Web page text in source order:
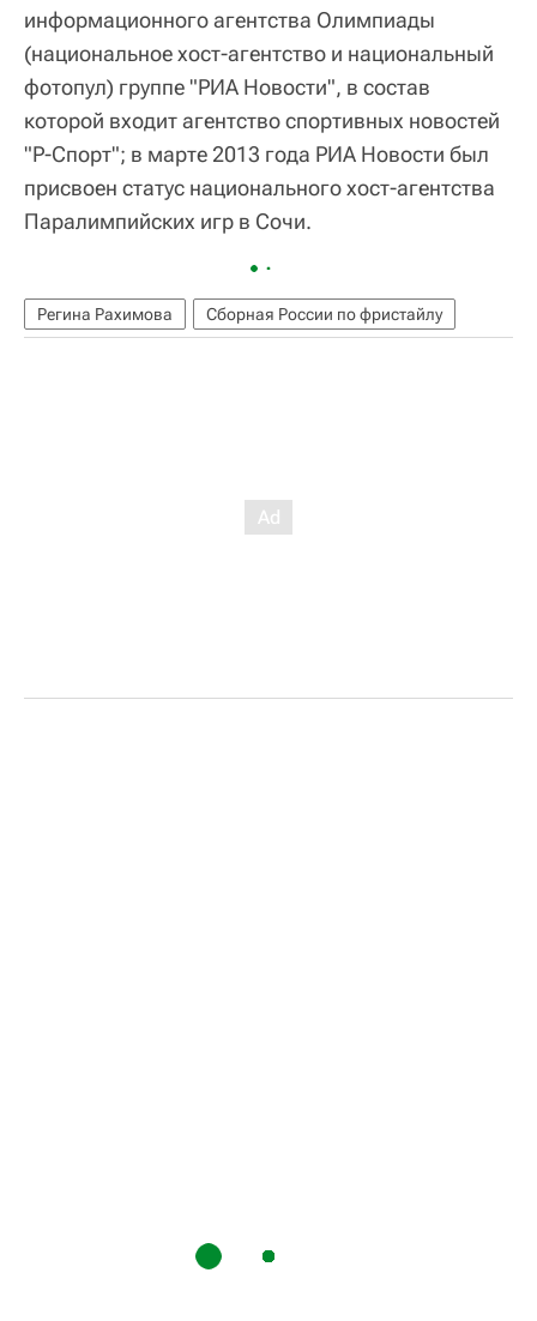
информационного агентства Олимпиады
(национальное хост-агентство и национальный
фотопул) группе "РИА Новости", в состав
которой входит агентство спортивных новостей
"Р-Спорт"; в марте 2013 года РИА Новости был
присвоен статус национального хост-агентства
Паралимпийских игр в Сочи.
Регина Рахимова Сборная России по фристайлу